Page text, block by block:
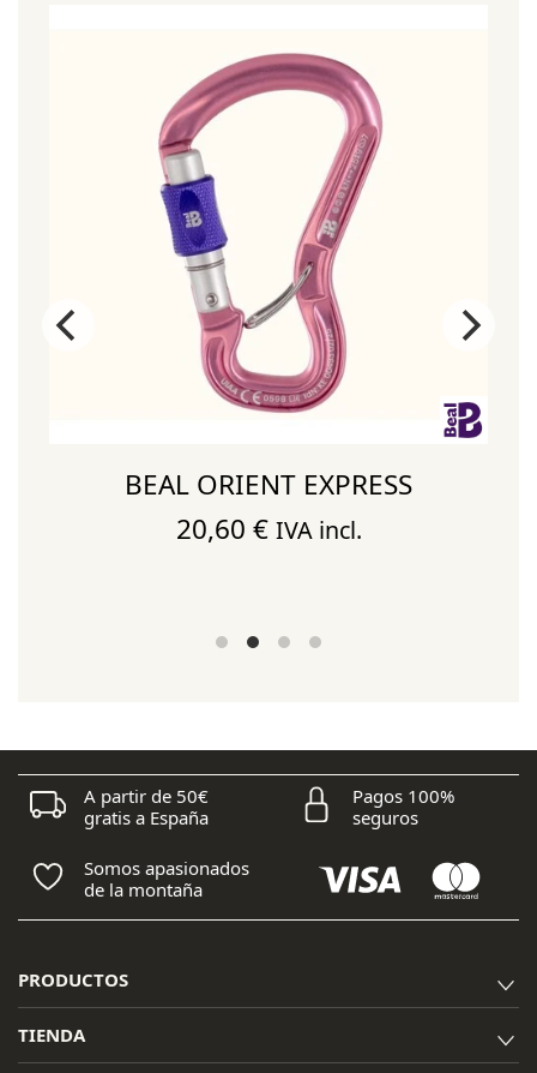
BEAL ORIENT EXPRESS
20,60 € IVA incl.
A partir de 50€
gratis a España
Pagos 100%
seguros
Somos apasionados
de la montaña
PRODUCTOS
TIENDA